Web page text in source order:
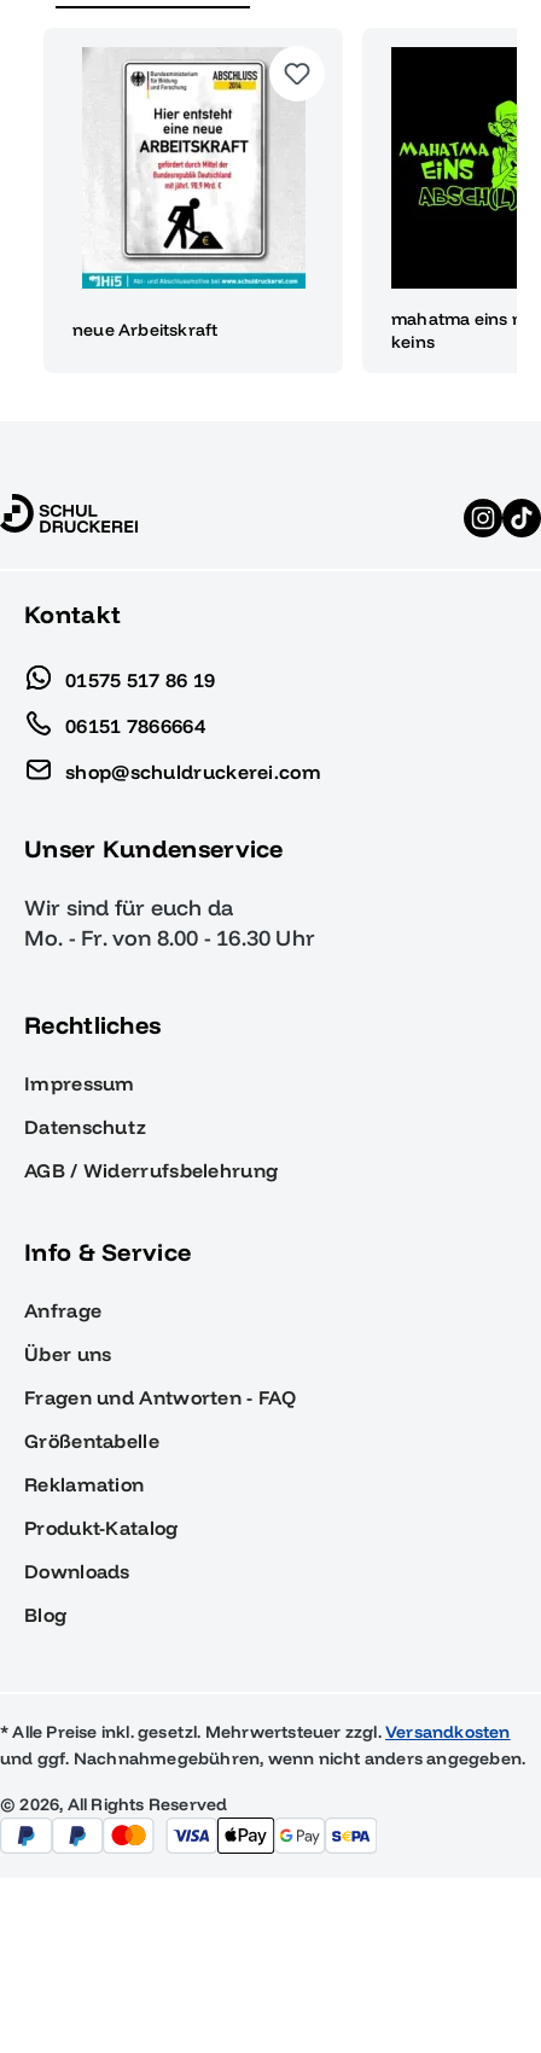
neue Arbeitskraft
mahatma eins
keins
Kontakt
01575 517 86 19
06151 7866664
shop@schuldruckerei.com
Unser Kundenservice
Wir sind für euch da
Mo. - Fr. von 8.00 - 16.30 Uhr
Rechtliches
Impressum
Datenschutz
AGB / Widerrufsbelehrung
Info & Service
Anfrage
Über uns
Fragen und Antworten - FAQ
Größentabelle
Reklamation
Produkt-Katalog
Downloads
Blog
* Alle Preise inkl. gesetzl. Mehrwertsteuer zzgl.Versandkosten
und ggf. Nachnahmegebühren, wenn nicht anders angegeben.
© 2026, All Rights Reserved